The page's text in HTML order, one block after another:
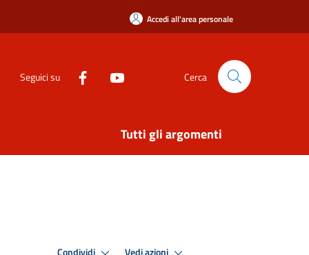
Accedi all'area personale
Seguici su Cerca
Tutti gli argomenti
Condividi Vedi azioni